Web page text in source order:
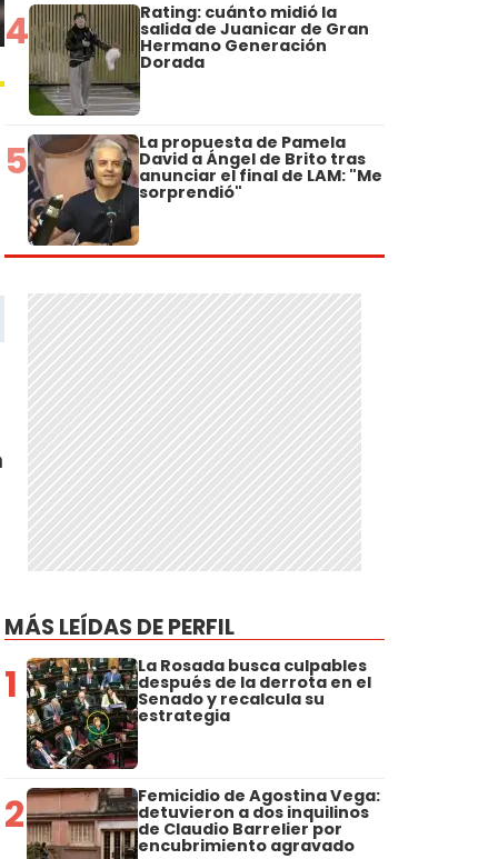
4 Rating: cuánto midió la
salida de Juanicar de Gran
Hermano Generación
Dorada
5 La propuesta de Pamela
David a Ángel de Brito tras
anunciar el final de LAM: "Me
sorprendió"
MÁS LEÍDAS DE PERFIL
1 La Rosada busca culpables
después de la derrota en el
Senado y recalcula su
estrategia
2 Femicidio de Agostina Vega:
detuvieron a dos inquilinos
de Claudio Barrelier por
encubrimiento agravado